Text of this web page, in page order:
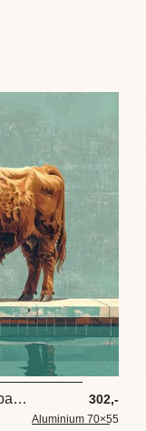
Schotse hooglander koe bij het zwembad 2 van 4 302,-
Aluminium 70×55